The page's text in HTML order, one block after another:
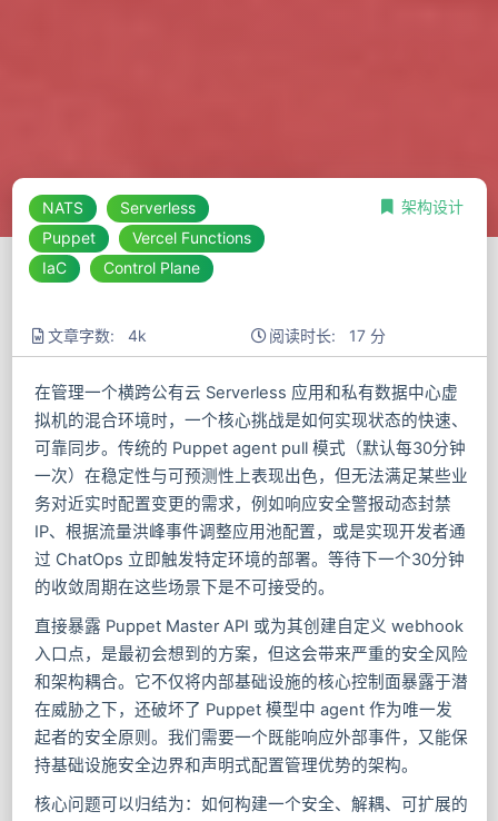
NATS
Serverless
Puppet
Vercel Functions
IaC
Control Plane
架构设计
文章字数: 4k 阅读时长: 17 分
在管理一个横跨公有云 Serverless 应用和私有数据中心虚
拟机的混合环境时，一个核心挑战是如何实现状态的快速、
可靠同步。传统的 Puppet agent pull 模式（默认每30分钟
一次）在稳定性与可预测性上表现出色，但无法满足某些业
务对近实时配置变更的需求，例如响应安全警报动态封禁
IP、根据流量洪峰事件调整应用池配置，或是实现开发者通
过 ChatOps 立即触发特定环境的部署。等待下一个30分钟
的收敛周期在这些场景下是不可接受的。
直接暴露 Puppet Master API 或为其创建自定义 webhook
入口点，是最初会想到的方案，但这会带来严重的安全风险
和架构耦合。它不仅将内部基础设施的核心控制面暴露于潜
在威胁之下，还破坏了 Puppet 模型中 agent 作为唯一发
起者的安全原则。我们需要一个既能响应外部事件，又能保
持基础设施安全边界和声明式配置管理优势的架构。
核心问题可以归结为：如何构建一个安全、解耦、可扩展的